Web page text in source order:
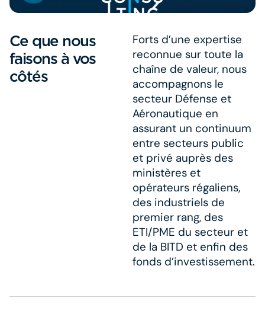
Ce que nous
faisons à vos
côtés
Forts d’une expertise
reconnue sur toute la
chaîne de valeur, nous
accompagnons le
secteur Défense et
Aéronautique en
assurant un continuum
entre secteurs public
et privé auprès des
ministères et
opérateurs régaliens,
des industriels de
premier rang, des
ETI/PME du secteur et
de la BITD et enfin des
fonds d’investissement.